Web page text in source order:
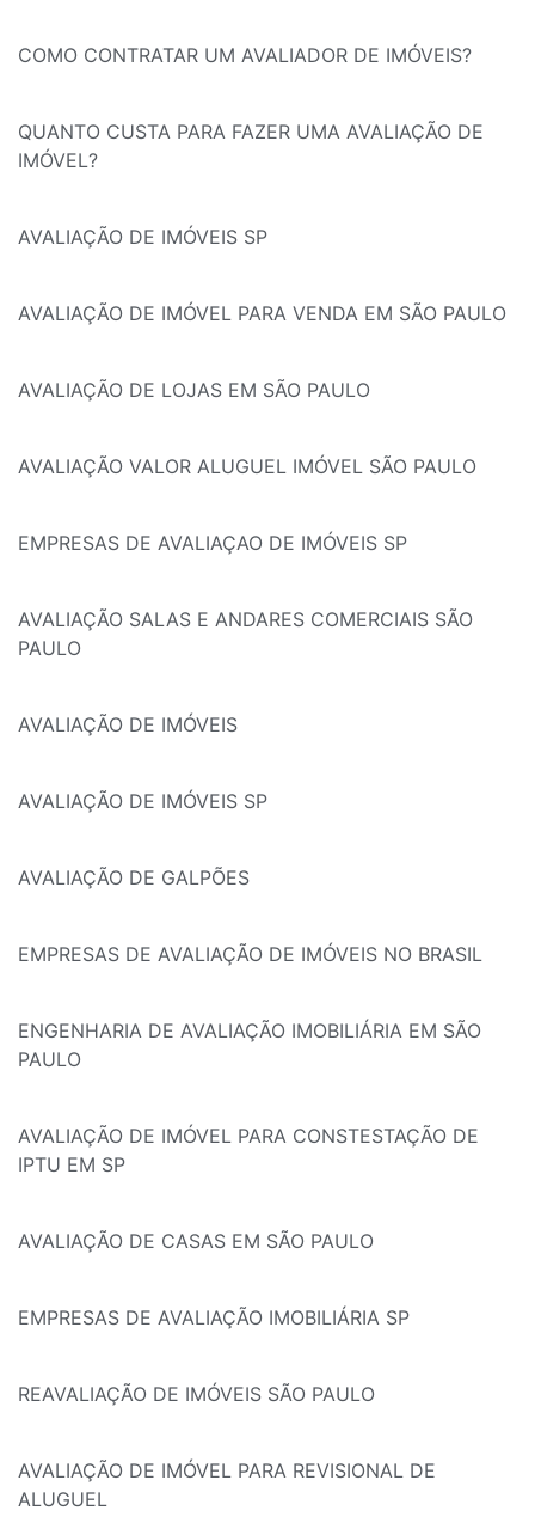
COMO CONTRATAR UM AVALIADOR DE IMÓVEIS?
QUANTO CUSTA PARA FAZER UMA AVALIAÇÃO DE
IMÓVEL?
AVALIAÇÃO DE IMÓVEIS SP
AVALIAÇÃO DE IMÓVEL PARA VENDA EM SÃO PAULO
AVALIAÇÃO DE LOJAS EM SÃO PAULO
AVALIAÇÃO VALOR ALUGUEL IMÓVEL SÃO PAULO
EMPRESAS DE AVALIAÇAO DE IMÓVEIS SP
AVALIAÇÃO SALAS E ANDARES COMERCIAIS SÃO
PAULO
AVALIAÇÃO DE IMÓVEIS
AVALIAÇÃO DE IMÓVEIS SP
AVALIAÇÃO DE GALPÕES
EMPRESAS DE AVALIAÇÃO DE IMÓVEIS NO BRASIL
ENGENHARIA DE AVALIAÇÃO IMOBILIÁRIA EM SÃO
PAULO
AVALIAÇÃO DE IMÓVEL PARA CONSTESTAÇÃO DE
IPTU EM SP
AVALIAÇÃO DE CASAS EM SÃO PAULO
EMPRESAS DE AVALIAÇÃO IMOBILIÁRIA SP
REAVALIAÇÃO DE IMÓVEIS SÃO PAULO
AVALIAÇÃO DE IMÓVEL PARA REVISIONAL DE
ALUGUEL